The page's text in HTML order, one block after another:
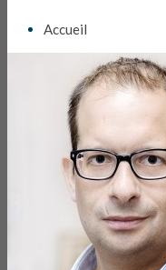
Accueil
Services
Informations & liens